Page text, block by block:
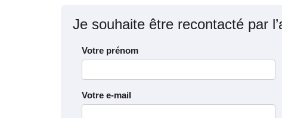
Je souhaite être recontacté par
Votre prénom
Votre e-mail